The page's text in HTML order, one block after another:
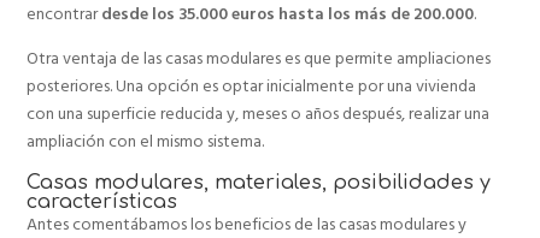
encontrardesde los 35.000 euros hasta los más de 200.000.
Otra ventaja de las casas modulares es que permite ampliaciones
posteriores. Una opción es optar inicialmente por una vivienda
con una superficie reducida y, meses o años después, realizar una
ampliación con el mismo sistema.
Casas modulares, materiales, posibilidades y
características
Antes comentábamos los beneficios de las casas modulares y